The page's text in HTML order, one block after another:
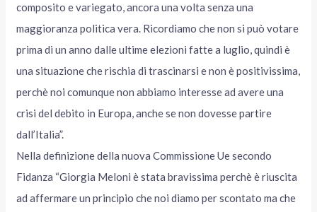
composito e variegato, ancora una volta senza una
maggioranza politica vera. Ricordiamo che non si può votare
prima di un anno dalle ultime elezioni fatte a luglio, quindi è
una situazione che rischia di trascinarsi e non è positivissima,
perchè noi comunque non abbiamo interesse ad avere una
crisi del debito in Europa, anche se non dovesse partire
dall’Italia”.
Nella definizione della nuova Commissione Ue secondo
Fidanza “Giorgia Meloni è stata bravissima perchè è riuscita
ad affermare un principio che noi diamo per scontato ma che